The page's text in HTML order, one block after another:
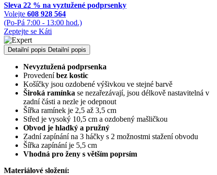
Sleva 22 % na vyztužené podprsenky
Volejte 608 928 564
(Po-Pá 7:00 - 13:00 hod.)
Zeptejte se Káti
Detailní popis Detailní popis
Nevyztužená podprsenka
Provedeníbez kostic
Košíčky jsou ozdobené výšivkou ve stejné barvě
Široká ramínka se nezařezávají, jsou délkově nastavitelná v
zadní části a nezle je odepnout
Šířka ramínek je 2,5 až 3,5 cm
Střed je vysoký 10,5 cm a ozdobený mašličkou
Obvod je hladký a pružný
Zadní zapínání na 3 háčky s 2 možnostmi stažení obvodu
Šířka zapínání je 5,5 cm
Vhodná pro ženy s větším poprsím
Materiálové složení: